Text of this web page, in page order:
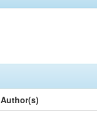
Author(s)